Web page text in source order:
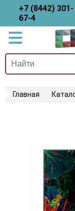
+7 (8442) 301-
67-4
Главная